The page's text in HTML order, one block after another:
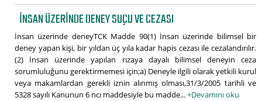
İNSAN ÜZERINDE DENEY SUÇU VE CEZASI
İnsan üzerinde deneyTCK Madde 90(1) İnsan üzerinde bilimsel bir
deney yapan kişi, bir yıldan üç yıla kadar hapis cezası ile cezalandırılır.
(2) İnsan üzerinde yapılan rızaya dayalı bilimsel deneyin ceza
sorumluluğunu gerektirmemesi için;a) Deneyle ilgili olarak yetkili kurul
veya makamlardan gerekli iznin alınmış olması,31/3/2005 tarihli ve
5328 sayılı Kanunun 6 ncı maddesiyle bu madde...+Devamını oku